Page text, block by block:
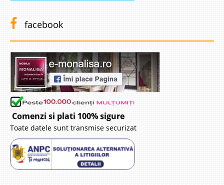
facebook
Comenzi si plati 100% sigure
Toate datele sunt transmise securizat